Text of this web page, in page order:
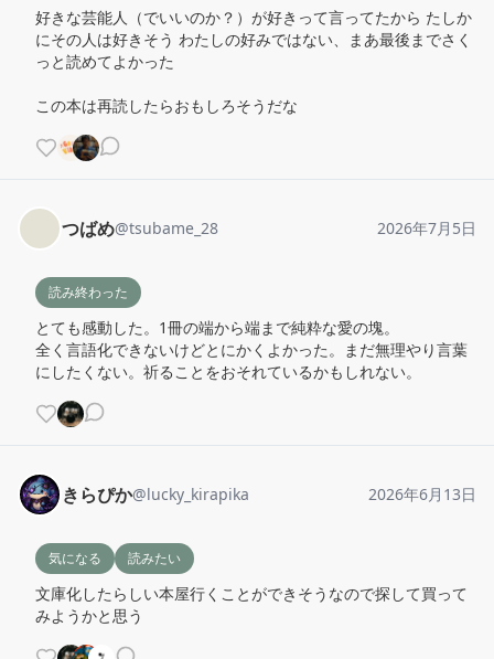
好きな芸能人（でいいのか？）が好きって言ってたから たしか
にその人は好きそう わたしの好みではない、まあ最後までさく
っと読めてよかった
この本は再読したらおもしろそうだな
つばめ@tsubame_28 2026年7月5日
読み終わった
とても感動した。1冊の端から端まで純粋な愛の塊。
全く言語化できないけどとにかくよかった。まだ無理やり言葉
にしたくない。祈ることをおそれているかもしれない。
きらぴか@lucky_kirapika 2026年6月13日
気になる 読みたい
文庫化したらしい本屋行くことができそうなので探して買って
みようかと思う